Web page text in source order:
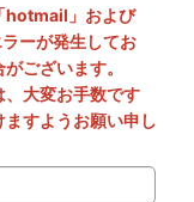
hotmail」および
ーが発生してお
ございます。
大変お手数です
すようお願い申し